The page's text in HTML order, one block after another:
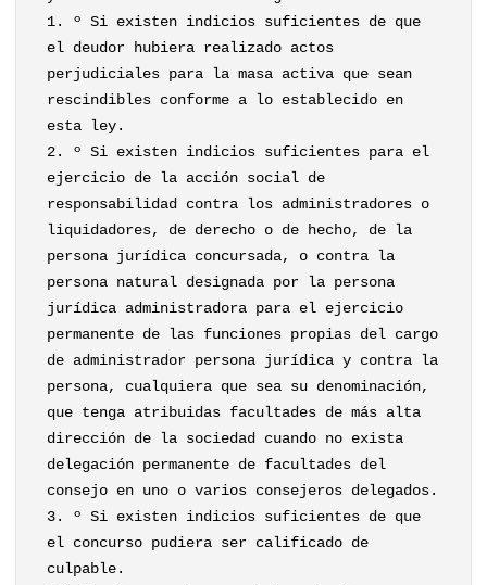
1. º Si existen indicios suficientes de que
el deudor hubiera realizado actos
perjudiciales para la masa activa que sean
rescindibles conforme a lo establecido en
esta ley.
2. º Si existen indicios suficientes para el
ejercicio de la acción social de
responsabilidad contra los administradores o
liquidadores, de derecho o de hecho, de la
persona jurídica concursada, o contra la
persona natural designada por la persona
jurídica administradora para el ejercicio
permanente de las funciones propias del cargo
de administrador persona jurídica y contra la
persona, cualquiera que sea su denominación,
que tenga atribuidas facultades de más alta
dirección de la sociedad cuando no exista
delegación permanente de facultades del
consejo en uno o varios consejeros delegados.
3. º Si existen indicios suficientes de que
el concurso pudiera ser calificado de
culpable.